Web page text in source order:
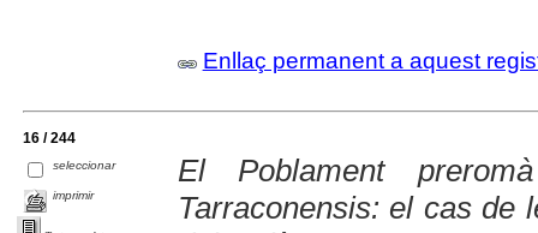
Enllaç permanent a aquest
16 / 244
seleccionar
imprimir
El Poblament
Tarraconensis: el cas de